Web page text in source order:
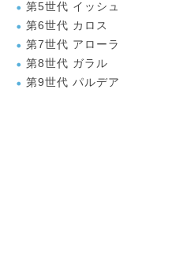
第5世代 イッシュ
第6世代 カロス
第7世代 アローラ
第8世代 ガラル
第9世代 パルデア